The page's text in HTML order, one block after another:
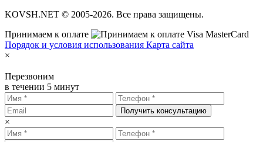
KOVSH.NET © 2005-2026. Все права защищены.
Принимаем к оплате
Порядок и условия использования Карта сайта
×
Перезвоним
в течении 5 минут
Получить консультацию
×